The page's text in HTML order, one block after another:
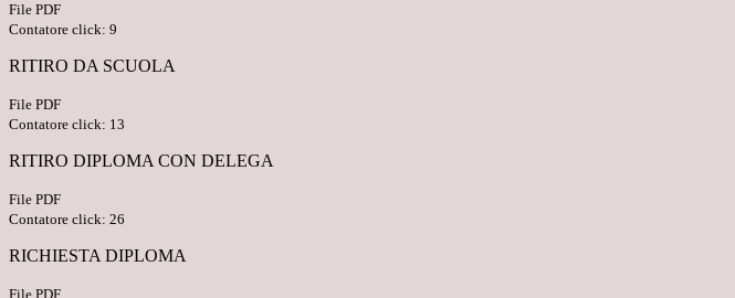
File PDF
Contatore click: 9
RITIRO DA SCUOLA
File PDF
Contatore click: 13
RITIRO DIPLOMA CON DELEGA
File PDF
Contatore click: 26
RICHIESTA DIPLOMA
File PDF